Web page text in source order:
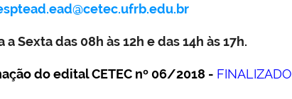
a Sexta das 08h às 12h e das 14h às 17h.
doedital CETEC nº 06/2018 - FINALIZADO